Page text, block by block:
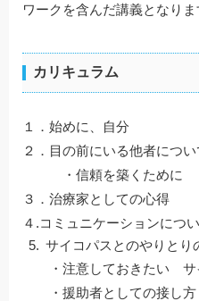
ワークを含んだ講義となりま
カリキュラム
１．始めに、自分
２．目の前にいる他者につい
・信頼を築くために
３．治療家としての心得
４.コミュニケーションにつ
サイコパスとのやりとり
・注意しておきたい サ
・援助者としての接し方